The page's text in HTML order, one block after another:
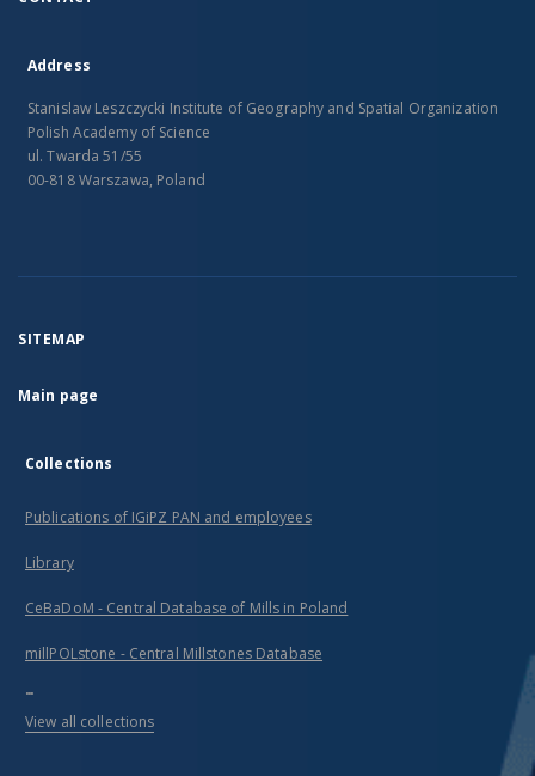
Address
Stanislaw Leszczycki Institute of Geography and Spatial Organization
Polish Academy of Science
ul. Twarda 51/55
00-818 Warszawa, Poland
SITEMAP
Main page
Collections
Publications of IGiPZ PAN and employees
Library
CeBaDoM - Central Database of Mills in Poland
millPOLstone - Central Millstones Database
...
View all collections